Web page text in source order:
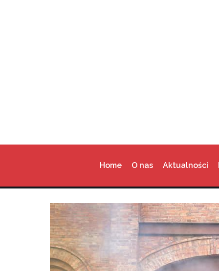
Home O nas Aktualności